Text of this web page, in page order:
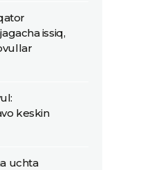
issiq,
keskin
uchta